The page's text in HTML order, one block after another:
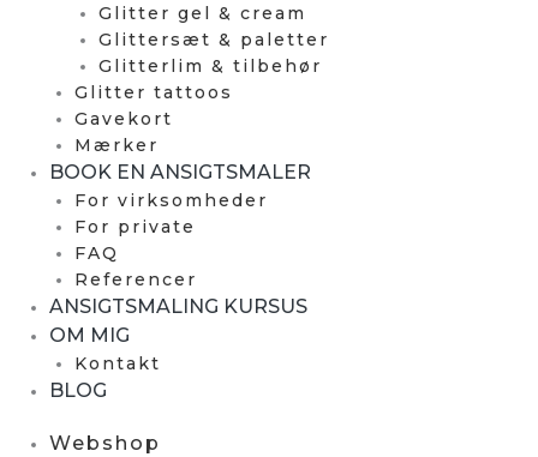
Glitter gel & cream
Glittersæt & paletter
Glitterlim & tilbehør
Glitter tattoos
Gavekort
Mærker
BOOK EN ANSIGTSMALER
For virksomheder
For private
FAQ
Referencer
ANSIGTSMALING KURSUS
OM MIG
Kontakt
BLOG
Webshop